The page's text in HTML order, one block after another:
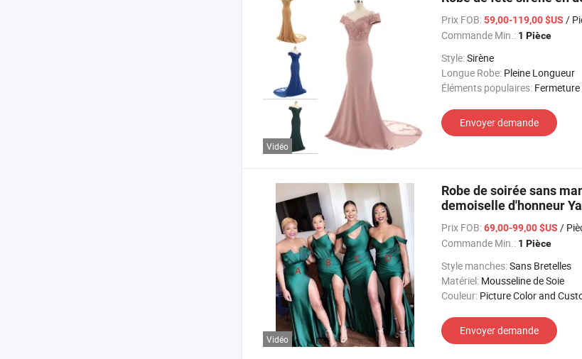
Vidéo
Prix FOB:59,00-119,00 $US /
Commande Min.: 1 Pièce
Style:Sirène
Longue Robe: Pleine Longueur
Éléments populaires:
Envoyer demande
Vidéo
Robe de soirée sans
demoiselle d'honneur
Prix FOB:69,00-99,00 $US /
Commande Min.: 1 Pièce
Style manches:Sans Bretelles
Matériel: Mousseline de Soie
Couleur: Picture Color and
Envoyer demande